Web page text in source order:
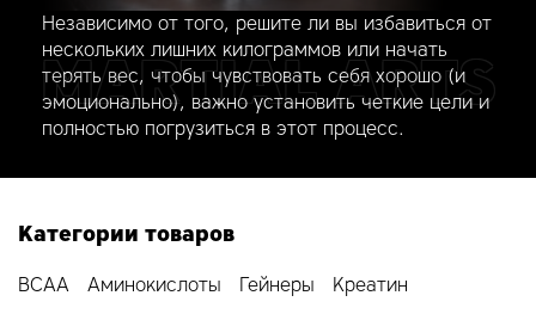
MARTIAL ARTS
Независимо от того, решите ли вы избавиться от
нескольких лишних килограммов или начать
терять вес, чтобы чувствовать себя хорошо (и
эмоционально), важно установить четкие цели и
полностью погрузиться в этот процесс.
Категории товаров
BCAA Аминокислоты Гейнеры
Креатин